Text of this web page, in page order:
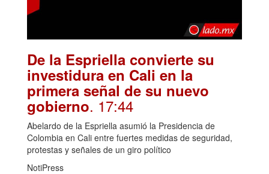
De la Espriella convierte su
investidura en Cali en la
primera señal de su nuevo
gobierno. 17:44
Abelardo de la Espriella asumió la Presidencia de
Colombia en Cali entre fuertes medidas de seguridad,
protestas y señales de un giro político
NotiPress